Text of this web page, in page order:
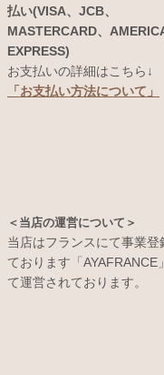
払い(VISA、JCB、
MASTERCARD、
EXPRESS)
お支払いの詳細はこちら↓
「お支払い方法について」
＜当店の運営について＞
当店はフランスにて事業登
ております「AYAFRANCE
て運営されております。